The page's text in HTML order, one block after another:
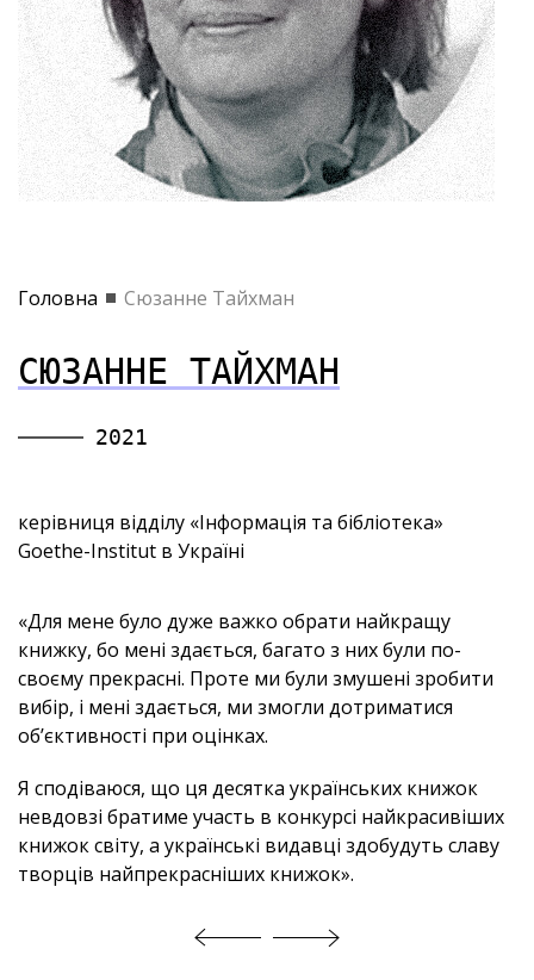
Головна Сюзанне Тайхман
СЮЗАННЕ ТАЙХМАН
2021
керівниця відділу «Інформація та бібліотека»
Goethe-Institut в Україні
«Для мене було дуже важко обрати найкращу
книжку, бо мені здається, багато з них були по-
своєму прекрасні. Проте ми були змушені зробити
вибір, і мені здається, ми змогли дотриматися
об’єктивності при оцінках.
Я сподіваюся, що ця десятка українських книжок
невдовзі братиме участь в конкурсі найкрасивіших
книжок світу, а українські видавці здобудуть славу
творців найпрекрасніших книжок».